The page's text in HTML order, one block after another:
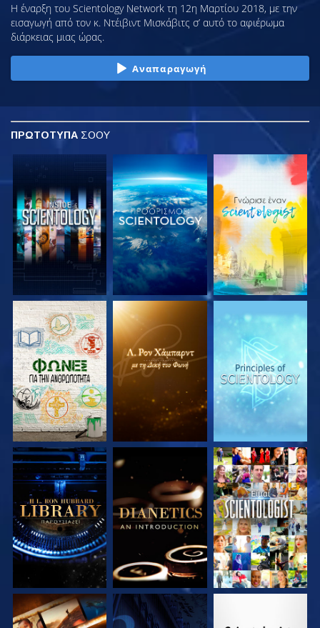
Η έναρξη του Scientology Network τη 12η Μαρτίου 2018, με την
εισαγωγή από τον κ. Ντέιβιντ Μισκάβιτς σ’ αυτό το αφιέρωμα
διάρκειας μιας ώρας.
Αναπαραγωγή
ΠΡΩΤΟΤΥΠΑ ΣΟΟΥ
ΕΞΕΡΕΥΝΗΣΤΕ ΤΗ
ΣΕΙΡΑ
ΕΞΕΡΕΥΝΗΣΤΕ ΤΗ
ΣΕΙΡΑ
ΕΞΕΡΕΥΝΗΣΤΕ ΤΗ
ΣΕΙΡΑ
ΕΞΕΡΕΥΝΗΣΤΕ ΤΗ
ΣΕΙΡΑ
ΕΞΕΡΕΥΝΗΣΤΕ ΤΗ
ΣΕΙΡΑ
ΠΑΡΑΚΟΛΟΥΘΗΣΤΕ